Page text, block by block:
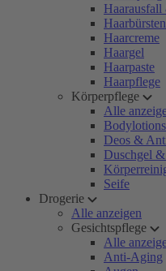
Haarcreme
Haargel
Haarpaste
Haarpflege
Körperpflege
Alle
Bodylotions
Deos &
Duschgel
Seife
Drogerie
Alle anzeigen
Gesichtspflege
Alle
Anti-Aging